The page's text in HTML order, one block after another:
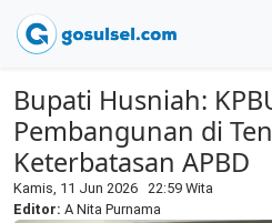
Bupati Husniah:
Pembangunan di
Keterbatasan APBD
Kamis, 11 Jun 2026 22:59 Wita
Editor: A Nita Purnama